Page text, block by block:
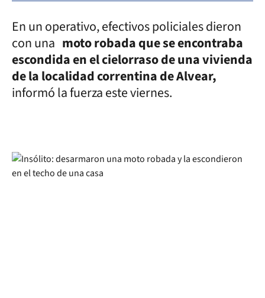
En un operativo, efectivos policiales dieron
con una moto robada que se encontraba
escondida en el cielorraso de una vivienda
de la localidad correntina de Alvear,
informó la fuerza este viernes.